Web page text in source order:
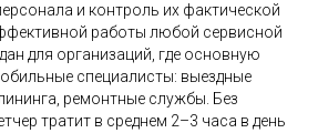
и контроль их фактической
работы любой сервисной
для организаций, где основную
специалисты: выездные
ремонтные службы. Без
тратит в среднем 2–3 часа в день